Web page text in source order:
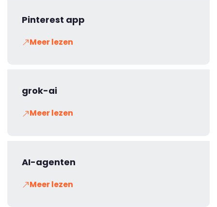
Pinterest app
Meer lezen
grok-ai
Meer lezen
AI-agenten
Meer lezen